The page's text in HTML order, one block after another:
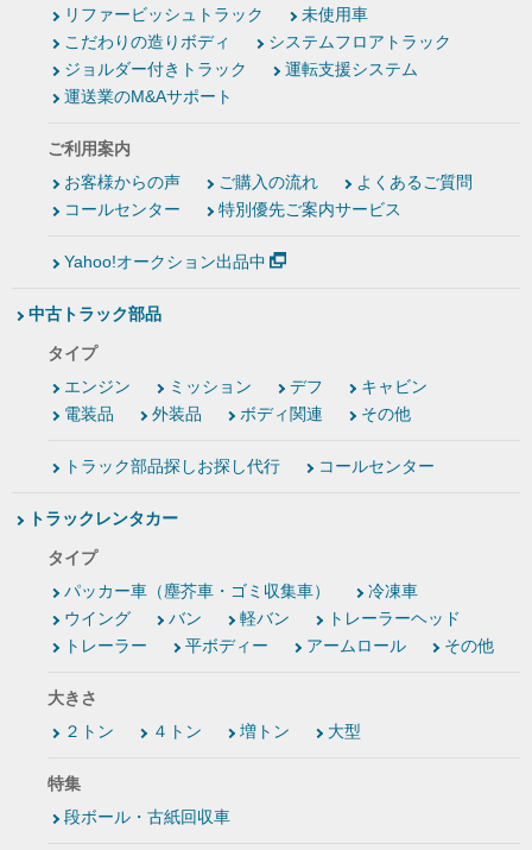
リファービッシュトラック
未使用車
こだわりの造りボディ
システムフロアトラック
ジョルダー付きトラック
運転支援システム
運送業のM&Aサポート
ご利用案内
お客様からの声
ご購入の流れ
よくあるご質問
コールセンター
特別優先ご案内サービス
Yahoo!オークション出品中
中古トラック部品
タイプ
エンジン
ミッション デフ
キャビン
電装品
外装品 ボディ関連 その他
トラック部品探しお探し代行 コールセンター
トラックレンタカー
タイプ
パッカー車（塵芥車・ゴミ収集車）
冷凍車
ウイング
バン 軽バン
トレーラーヘッド
トレーラー
平ボディー アームロール その他
大きさ
２トン
４トン 増トン 大型
特集
段ボール・古紙回収車